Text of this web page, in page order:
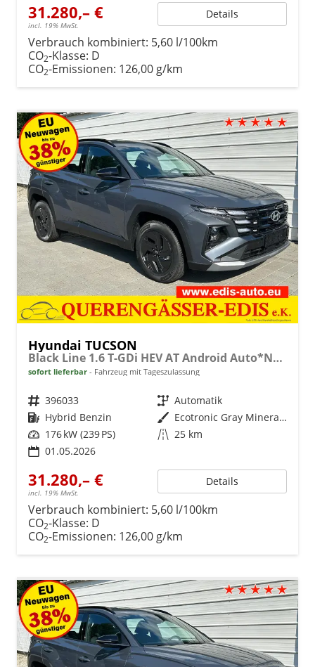
31.280,– €
incl. 19% MwSt.
Details
Verbrauch kombiniert: 5,60 l/100km
CO2-Klasse: D
CO2-Emissionen: 126,00 g/km
Hyundai TUCSON
Black Line 1.6 T-GDi HEV AT Android Auto*Navi*SHZ*Kamera*2Z Klimaauto*
sofort lieferbar Fahrzeug mit Tageszulassung
Fahrzeugnr. 396033 Getriebe Automatik
Kraftstoff Hybrid Benzin Außenfarbe
Ecotronic Gray Mineraleffekt
Leistung 176 kW (239 PS) Kilometerstand 25 km
01.05.2026
31.280,– €
incl. 19% MwSt.
Details
Verbrauch kombiniert: 5,60 l/100km
CO2-Klasse: D
CO2-Emissionen: 126,00 g/km